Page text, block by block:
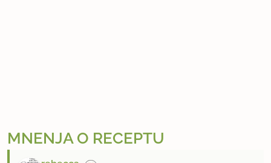
MNENJA O RECEPTU